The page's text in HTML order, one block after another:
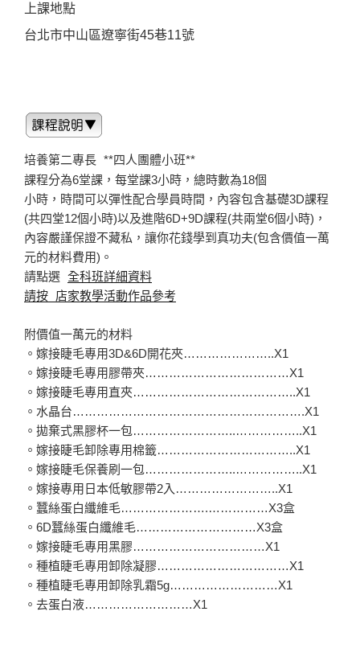
上課地點
台北市中山區遼寧街45巷11號
培養第二專長 **四人團體小班**
課程分為6堂課，每堂課3小時，總時數為18個
小時，時間可以彈性配合學員時間，內容包含基礎3D課程
(共四堂12個小時)以及進階6D+9D課程(共兩堂6個小時)，
內容嚴謹保證不藏私，讓你花錢學到真功夫(包含價值一萬
元的材料費用)。
請點選 全科班詳細資料
請按 店家教學活動作品參考
附價值一萬元的材料
。嫁接睫毛專用3D&6D開花夾…………………..X1
。嫁接睫毛專用膠帶夾………………………………X1
。嫁接睫毛專用直夾…………………………………..X1
。水晶台………………………………………………….X1
。拋棄式黑膠杯一包……………………..……………..X1
。嫁接睫毛卸除專用棉籤……………………………..X1
。嫁接睫毛保養刷一包…………………..……………..X1
。嫁接專用日本低敏膠帶2入……………………..X1
。蠶絲蛋白纖維毛………………….……………X3盒
。6D蠶絲蛋白纖維毛…………………………X3盒
。嫁接睫毛專用黑膠……………………………X1
。種植睫毛專用卸除凝膠……………………………X1
。種植睫毛專用卸除乳霜5g………………………X1
。去蛋白液………………………X1